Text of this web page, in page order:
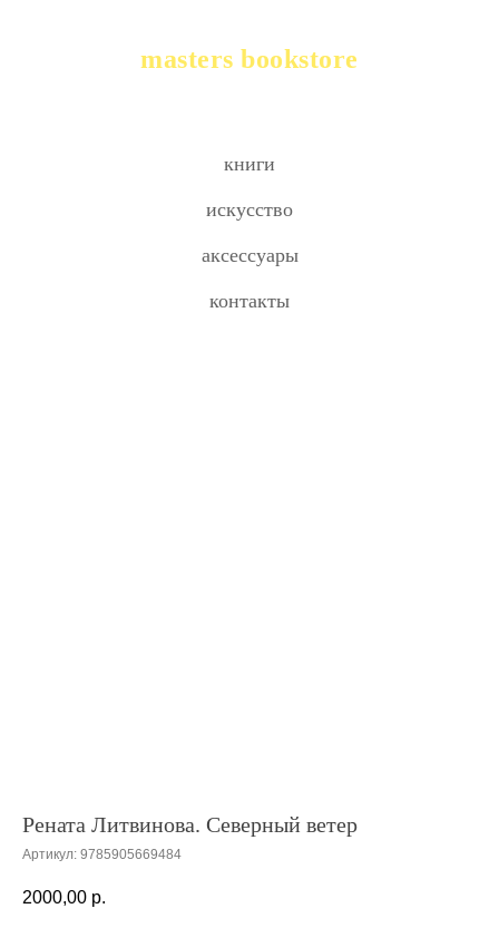
masters bookstore
книги
искусство
аксессуары
контакты
Рената Литвинова. Северный ветер
Артикул: 9785905669484
2000,00 р.